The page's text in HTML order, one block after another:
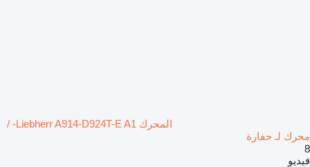
المحرك Liebherr A914-D924T-E A1- /
محرك لـ حفارة
8
فيديو